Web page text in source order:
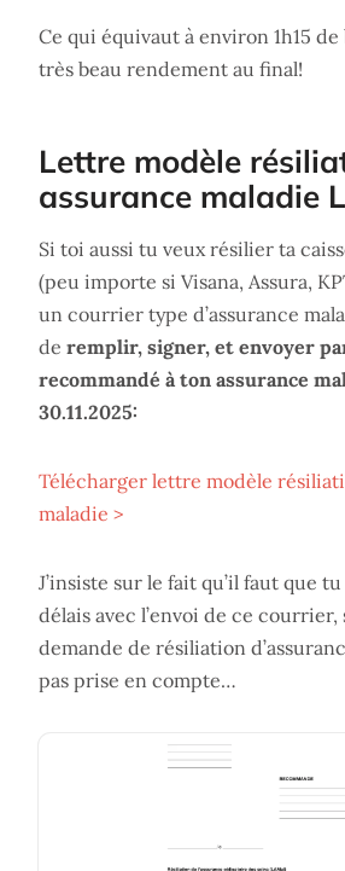
Ce qui équivaut à environ 1h15
très beau rendement au final!
Lettre modèle
assurance maladie
Si toi aussi tu veux résilier ta
(peu importe si Visana, Assura,
un courrier type d’assurance
de remplir, signer, et envoyer
recommandé à ton assurance
30.11.2025:
Télécharger lettre modèle
maladie >
J’insiste sur le fait qu’il faut que
délais avec l’envoi de ce courrier,
demande de résiliation
pas prise en compte…